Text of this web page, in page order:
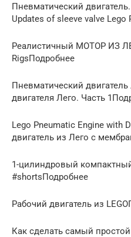
Пневматический
Updates of sleeve valve
Реалистичный МОТОР ИЗ
RigsПодробнее
Пневматический
двигателя Лего. Часть
Lego Pneumatic Engine with
двигатель из Лего с
1-цилиндровый
#shortsПодробнее
Рабочий двигатель из
Как сделать самый